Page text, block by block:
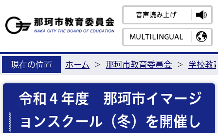
那珂市教
音声読み上げ
MULTILINGUAL
現在の位置 ホーム > 那珂市教育委員会 > 学校教
令和４年度 那珂市イマージ
ョンスクール（冬）を開催し